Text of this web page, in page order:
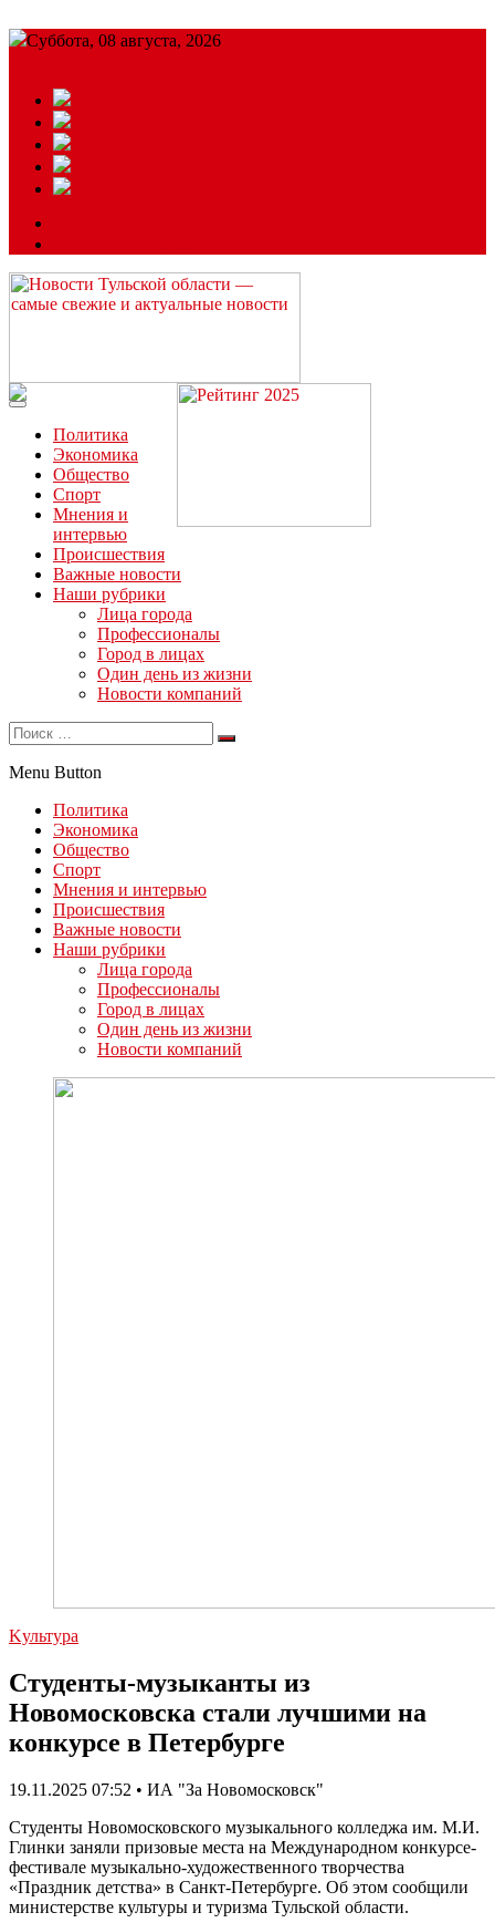
Суббота, 08 августа, 2026
Читайте последние новости дня в Тульской области на сайте
“ЗаНовомосковск”
Политика
Экономика
Общество
Спорт
Мнения и
интервью
Происшествия
Важные новости
Наши рубрики
Лица города
Профессионалы
Город в лицах
Один день из жизни
Новости компаний
Menu Button
Политика
Экономика
Общество
Спорт
Мнения и интервью
Происшествия
Важные новости
Наши рубрики
Лица города
Профессионалы
Город в лицах
Один день из жизни
Новости компаний
Kультура
Студенты-музыканты из
Новомосковска стали лучшими на
конкурсе в Петербурге
19.11.2025 07:52 • ИА "За Новомосковск"
Студенты Новомосковского музыкального колледжа им. М.И.
Глинки заняли призовые места на Международном конкурсе-
фестивале музыкально-художественного творчества
«Праздник детства» в Санкт-Петербурге. Об этом сообщили
министерстве культуры и туризма Тульской области.